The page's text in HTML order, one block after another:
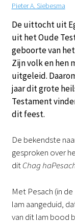
Pieter A. Siebesma
De uittocht uit
uit het Oude
geboorte van
Zijn volk en hen
uitgeleid.
jaar dit grote
Testament
dit feest.
De bekendste
gesproken over
ditChag
Met Pesach (in
lam aangeduid,
van dit lam bood